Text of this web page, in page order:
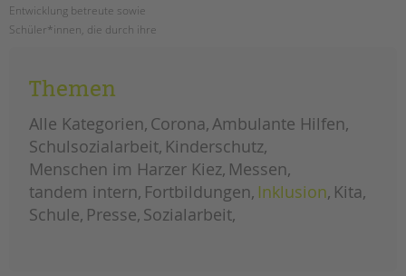
Entwicklung betreute sowie
Schüler*innen, die durch ihre
Reise-Projekt weitergeführt.
weiterlesenplastik
im
meer
–
eine
inklusive
türkeireise
Themen
Alle Kategorien Corona Ambulante Hilfen
Schulsozialarbeit Kinderschutz
Menschen im Harzer Kiez Messen
tandem intern Fortbildungen Inklusion Kita
Schule Presse Sozialarbeit